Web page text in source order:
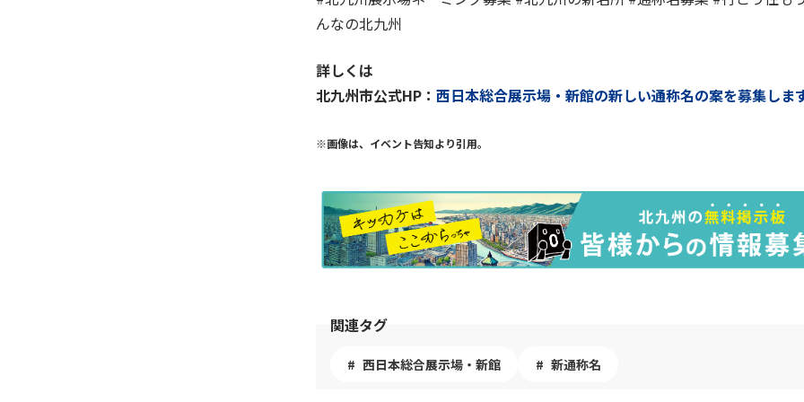
んなの北九州
詳しくは
北九州市公式HP： 西日本総合展示場・新館の新しい通称名の案を募集しま
※画像は、イベント告知より引用。
関連タグ
西日本総合展示場・新館 新通称名